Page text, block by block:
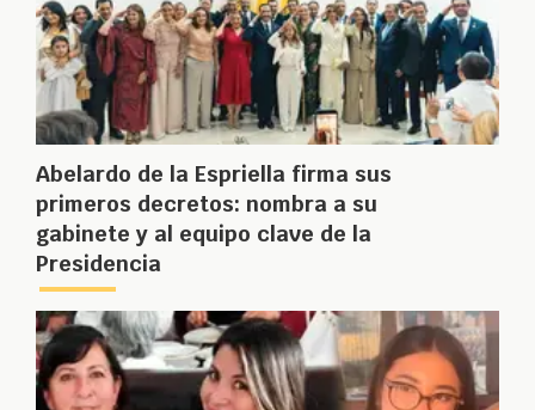
Abelardo de la Espriella firma sus
primeros decretos: nombra a su
gabinete y al equipo clave de la
Presidencia